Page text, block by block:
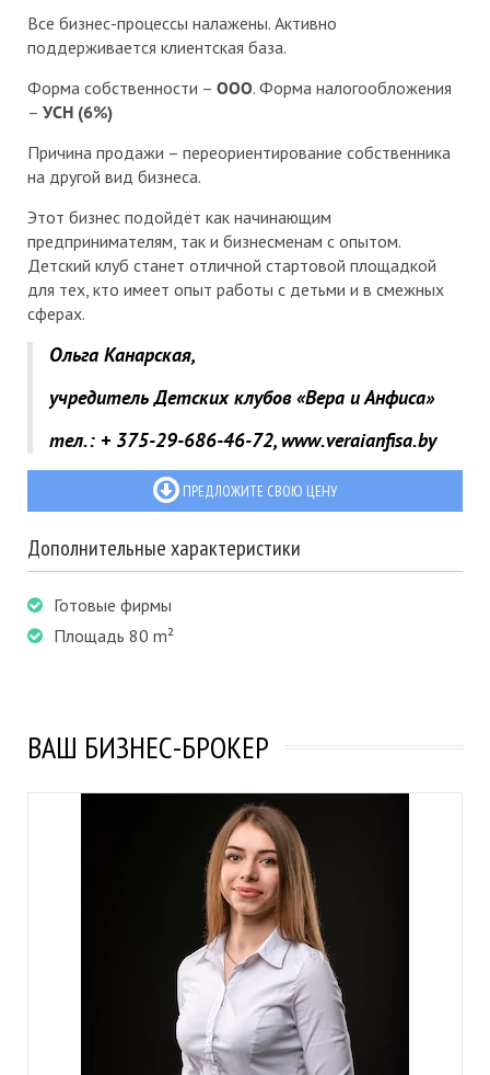
Все бизнес-процессы налажены. Активно
поддерживается клиентская база.
Форма собственности – ООО. Форма налогообложения
– УСН (6%)
Причина продажи – переориентирование собственника
на другой вид бизнеса.
Этот бизнес подойдёт как начинающим
предпринимателям, так и бизнесменам с опытом.
Детский клуб станет отличной стартовой площадкой
для тех, кто имеет опыт работы с детьми и в смежных
сферах.
Ольга Канарская,
учредитель Детских клубов «Вера и Анфиса»
тел.: + 375-29-686-46-72,www.veraianfisa.by
ПРЕДЛОЖИТЕ СВОЮ ЦЕНУ
Дополнительные характеристики
Готовые фирмы
Площадь 80 m²
ВАШ БИЗНЕС-БРОКЕР